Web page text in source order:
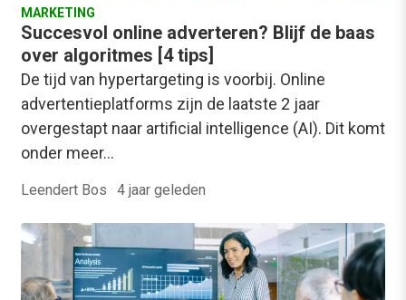
MARKETING
Succesvol online adverteren? Blijf de baas
over algoritmes [4 tips]
De tijd van hypertargeting is voorbij. Online
advertentieplatforms zijn de laatste 2 jaar
overgestapt naar artificial intelligence (AI). Dit komt
onder meer…
Leendert Bos · 4 jaar geleden